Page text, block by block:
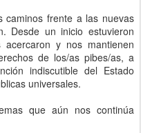
caminos frente a las nuevas
Desde un inicio estuvieron
y nos mantienen
de los/as pibes/as, a
indiscutible del Estado
universales.
que aún nos continúa